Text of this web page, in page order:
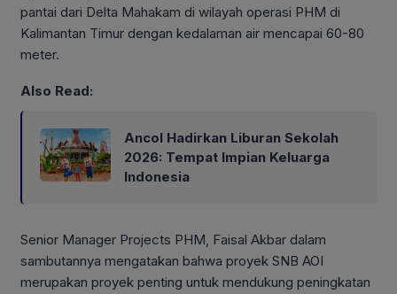
pantai dari Delta Mahakam di wilayah operasi PHM di
Kalimantan Timur dengan kedalaman air mencapai 60-80
meter.
Also Read:
Ancol Hadirkan Liburan Sekolah
2026: Tempat Impian Keluarga
Indonesia
Senior Manager Projects PHM, Faisal Akbar dalam
sambutannya mengatakan bahwa proyek SNB AOI
merupakan proyek penting untuk mendukung peningkatan